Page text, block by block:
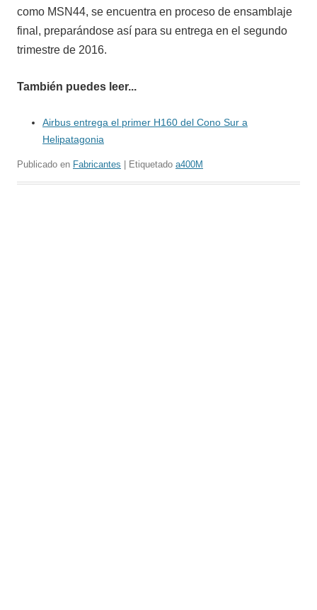
como MSN44, se encuentra en proceso de ensamblaje
final, preparándose así para su entrega en el segundo
trimestre de 2016.
También puedes leer...
Airbus entrega el primer H160 del Cono Sur a
Helipatagonia
Publicado en Fabricantes | Etiquetado a400M